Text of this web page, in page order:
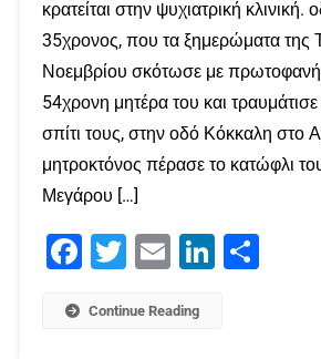
κρατείται στην ψυχιατρική κλινική.
35χρονος, που τα ξημερώματα της
Νοεμβρίου σκότωσε με πρωτοφανή
54χρονη μητέρα του και τραυμάτισε
σπίτι τους, στην οδό Κόκκαλη στο
μητροκτόνος πέρασε το κατώφλι
Μεγάρου […]
Facebook
Twitter Email LinkedIn
Continue Reading